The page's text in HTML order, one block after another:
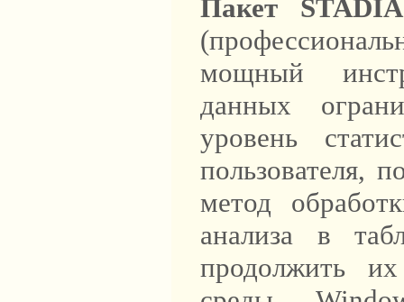
Пакет STADIA
мощный
данных
уровень
пользователя,
метод
анализа в
продолжить